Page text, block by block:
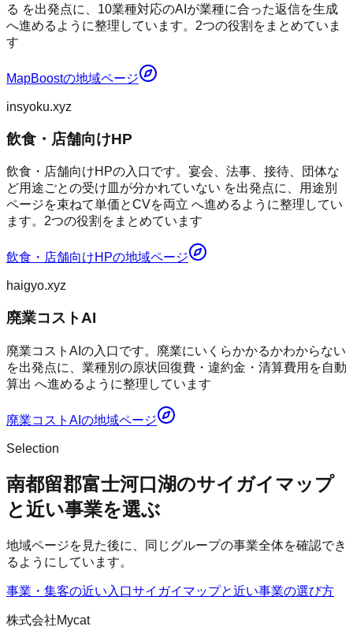
る を出発点に、10業種対応のAIが業種に合った返信を生成
へ進めるように整理しています。2つの役割をまとめていま
す
MapBoostの地域ページ
insyoku.xyz
飲食・店舗向けHP
飲食・店舗向けHPの入口です。宴会、法事、接待、団体な
ど用途ごとの受け皿が分かれていない を出発点に、用途別
ページを束ねて単価とCVを両立 へ進めるように整理してい
ます。2つの役割をまとめています
飲食・店舗向けHPの地域ページ
haigyo.xyz
廃業コストAI
廃業コストAIの入口です。廃業にいくらかかるかわからない
を出発点に、業種別の原状回復費・違約金・清算費用を自動
算出 へ進めるように整理しています
廃業コストAI の地域ページ
Selection
南都留郡富士河口湖のサイガイマップ
と近い事業を選ぶ
地域ページを見た後に、同じグループの事業全体を確認でき
るようにしています。
事業・集客の近い入口サイガイマップと近い事業の選び方
株式会社Mycat